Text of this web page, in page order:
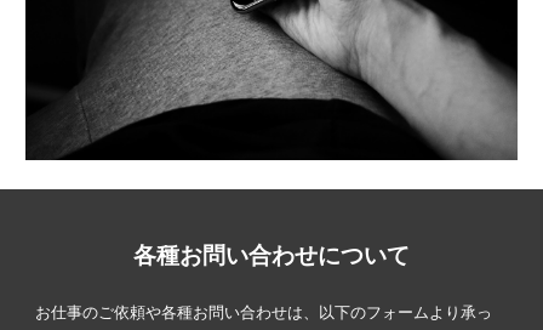
各種お問い合わせについて
お仕事のご依頼や各種お問い合わせは、以下のフォームより承っ